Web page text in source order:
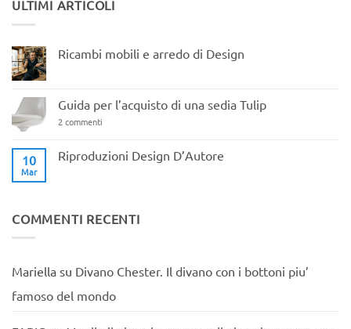
ULTIMI ARTICOLI
Ricambi mobili e arredo di Design
Ricambi
mobili
e
Design
Guida per l’acquisto di una sedia Tulip
2 commenti
l’acquisto
di
10
Mar
Riproduzioni Design D’Autore
D’Autore
COMMENTI RECENTI
Mariella su Divano Chester. Il divano con i bottoni piu’
famoso del mondo